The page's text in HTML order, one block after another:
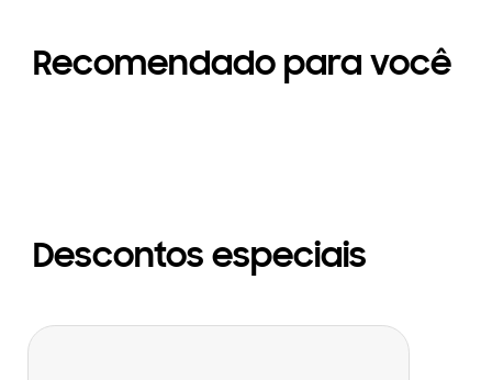
Recomendado para você
Descontos especiais